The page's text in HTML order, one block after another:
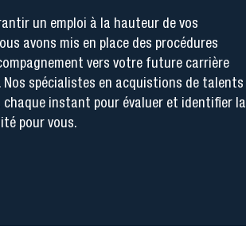
un emploi à la hauteur de vos
avons mis en place des procédures
vers votre future carrière
Nos spécialistes en acquistions de talents
chaque instant pour évaluer et identifier la
pour vous.